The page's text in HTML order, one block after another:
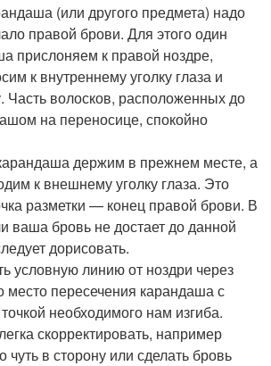
(или другого предмета) надо
правой брови. Для этого один
прислоняем к правой ноздре,
к внутреннему уголку глаза и
Часть волосков, расположенных до
на переносице, спокойно
держим в прежнем месте, а
к внешнему уголку глаза. Это
разметки — конец правой брови. В
ваша бровь не достает до данной
дорисовать.
условную линию от ноздри через
место пересечения карандаша с
необходимого нам изгиба.
скорректировать, например
чуть в сторону или сделать бровь